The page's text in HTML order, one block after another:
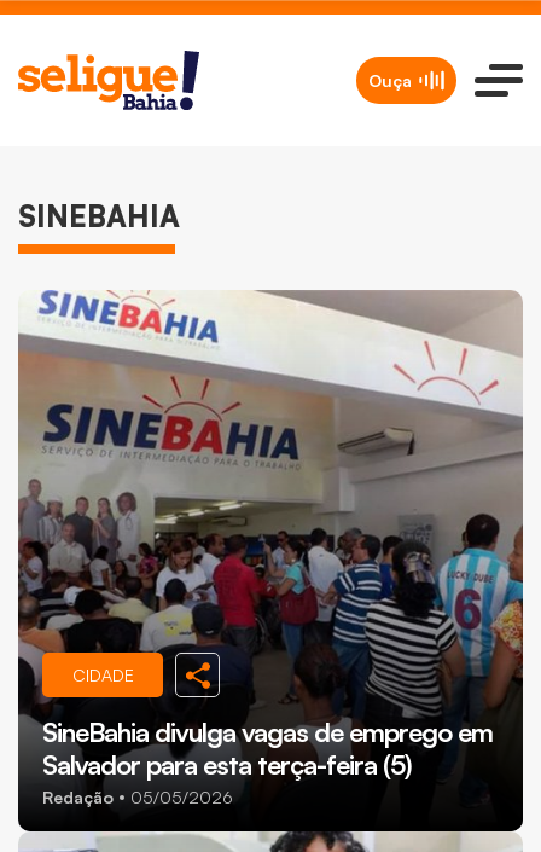
Ouça
SINEBAHIA
CIDADE
SineBahia divulga vagas de emprego em
Salvador para esta terça-feira (5)
Redação 05/05/2026